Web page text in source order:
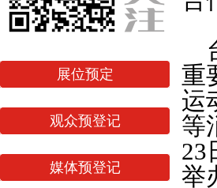
展位预定
观众预登记
媒体预登记
重
运
等
23
举